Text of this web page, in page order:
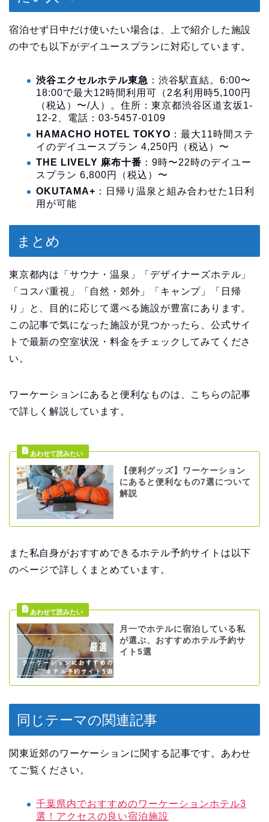
宿泊せず日中だけ使いたい場合は、上で紹介した施設
の中でも以下がデイユースプランに対応しています。
渋谷エクセルホテル東急 ：渋谷駅直結。6:00〜
18:00で最大12時間利用可（2名利用時5,100円
（税込）〜/人）。住所：東京都渋谷区道玄坂1-
12-2、電話：03-5457-0109
HAMACHO HOTEL TOKYO ：最大11時間ステ
イのデイユースプラン 4,250円（税込）〜
THE LIVELY 麻布十番 ：9時〜22時のデイユー
スプラン 6,800円（税込）〜
OKUTAMA+ ：日帰り温泉と組み合わせた1日利
用が可能
まとめ
東京都内は「サウナ・温泉」「デザイナーズホテル」
「コスパ重視」「自然・郊外」「キャンプ」「日帰
り」と、目的に応じて選べる施設が豊富にあります。
この記事で気になった施設が見つかったら、公式サイ
トで最新の空室状況・料金をチェックしてみてくださ
い。
ワーケーションにあると便利なものは、こちらの記事
で詳しく解説しています。
【便利グッズ】ワーケーション
にあると便利なもの7選について
解説
また私自身がおすすめできるホテル予約サイトは以下
のページで詳しくまとめています。
月一でホテルに宿泊している私
が選ぶ、おすすめホテル予約サ
イト5選
同じテーマの関連記事
関東近郊のワーケーションに関する記事です。あわせ
てご覧ください。
千葉県内でおすすめのワーケーションホテル3
選！アクセスの良い宿泊施設